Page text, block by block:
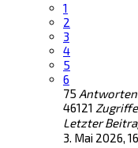
1
2
3
4
5
6
75 Antworten
46121 Zugriffe
Letzter
3. Mai 2026,